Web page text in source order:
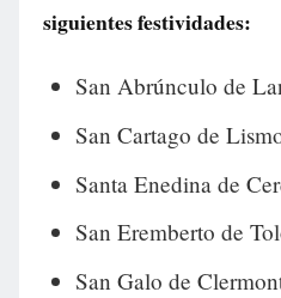
siguientes festividades:
San Abrúnculo de
San Cartago de
Santa Enedina de
San Eremberto de
San Galo de